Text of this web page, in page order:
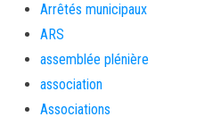
Arrêtés municipaux
ARS
assemblée plénière
association
Associations